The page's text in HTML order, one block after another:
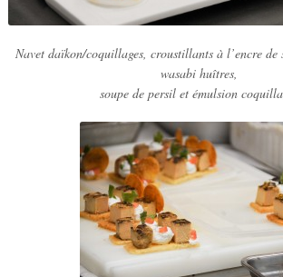
Navet daïkon/coquillages, croustillants à l’encre de
wasabi huîtres,
soupe de persil et émulsion